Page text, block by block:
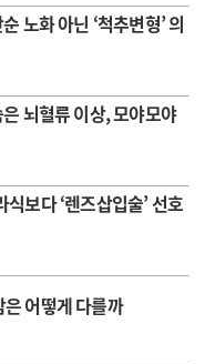
노화 아닌 ‘척추변형’ 의
뇌혈류 이상, 모야모야
보다 ‘렌즈삽입술’ 선호
어떻게 다를까